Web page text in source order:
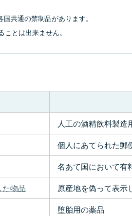
共通の禁制品があります。
とは出来ません。
人工の酒精飲料製造
個人にあてられた郵
名あて国において有
物品
原産地を偽って表示
堕胎用の薬品